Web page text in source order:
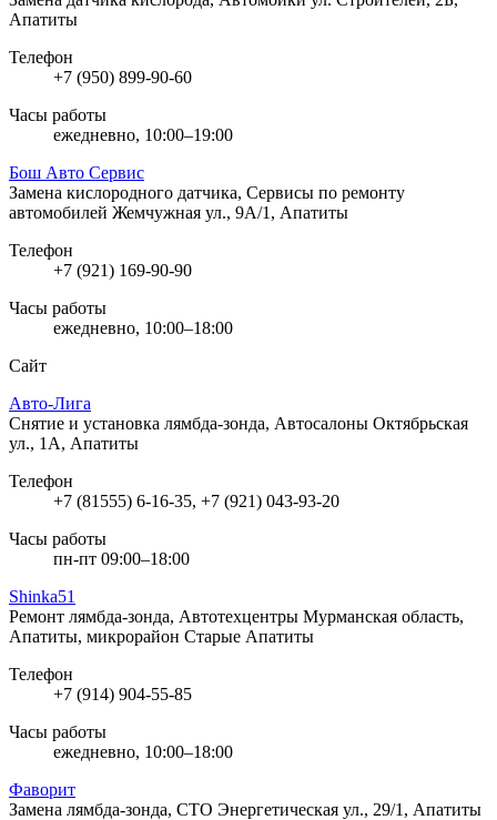
Апатиты
Телефон
+7 (950) 899-90-60
Часы работы
ежедневно, 10:00–19:00
Бош Авто Сервис
Замена кислородного датчика, Сервисы по ремонту
автомобилей Жемчужная ул., 9А/1, Апатиты
Телефон
+7 (921) 169-90-90
Часы работы
ежедневно, 10:00–18:00
Сайт
Авто-Лига
Снятие и установка лямбда-зонда, Автосалоны Октябрьская
ул., 1А, Апатиты
Телефон
+7 (81555) 6-16-35, +7 (921) 043-93-20
Часы работы
пн-пт 09:00–18:00
Shinka51
Ремонт лямбда-зонда, Автотехцентры Мурманская область,
Апатиты, микрорайон Старые Апатиты
Телефон
+7 (914) 904-55-85
Часы работы
ежедневно, 10:00–18:00
Фаворит
Замена лямбда-зонда, СТО Энергетическая ул., 29/1, Апатиты